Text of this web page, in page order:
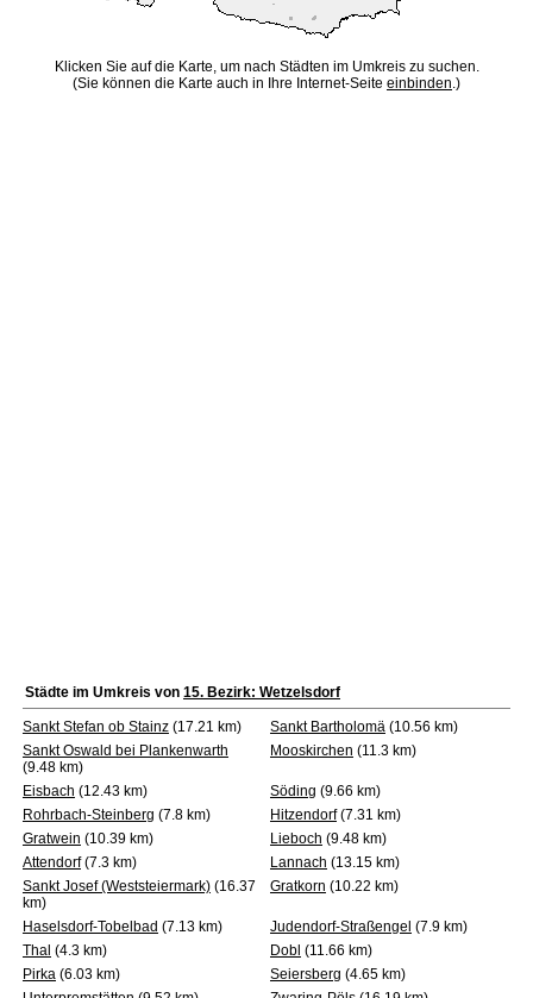
Klicken Sie auf die Karte, um nach Städten im Umkreis zu suchen.
(Sie können die Karte auch in Ihre Internet-Seite einbinden.)
Städte im Umkreis von 15. Bezirk: Wetzelsdorf
Sankt Stefan ob Stainz (17.21 km) Sankt Bartholomä (10.56 km)
Sankt Oswald bei Plankenwarth
(9.48 km)
Mooskirchen (11.3 km)
Eisbach (12.43 km) Söding (9.66 km)
Rohrbach-Steinberg (7.8 km) Hitzendorf(7.31 km)
Gratwein (10.39 km) Lieboch (9.48 km)
Attendorf(7.3 km) Lannach (13.15 km)
Sankt Josef (Weststeiermark) (16.37
km)
Gratkorn (10.22 km)
Haselsdorf-Tobelbad (7.13 km) Judendorf-Straßengel (7.9 km)
Thal (4.3 km) Dobl (11.66 km)
Pirka (6.03 km) Seiersberg (4.65 km)